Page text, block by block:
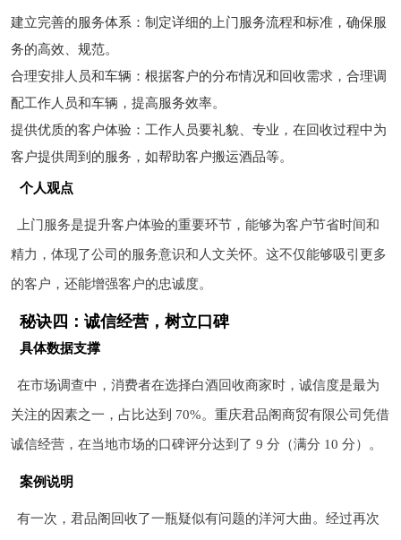
建立完善的服务体系：制定详细的上门服务流程和标准，确保服
务的高效、规范。
合理安排人员和车辆：根据客户的分布情况和回收需求，合理调
配工作人员和车辆，提高服务效率。
提供优质的客户体验：工作人员要礼貌、专业，在回收过程中为
客户提供周到的服务，如帮助客户搬运酒品等。
个人观点
上门服务是提升客户体验的重要环节，能够为客户节省时间和
精力，体现了公司的服务意识和人文关怀。这不仅能够吸引更多
的客户，还能增强客户的忠诚度。
秘诀四：诚信经营，树立口碑
具体数据支撑
在市场调查中，消费者在选择白酒回收商家时，诚信度是最为
关注的因素之一，占比达到 70%。重庆君品阁商贸有限公司凭借
诚信经营，在当地市场的口碑评分达到了 9 分（满分 10 分）。
案例说明
有一次，君品阁回收了一瓶疑似有问题的洋河大曲。经过再次